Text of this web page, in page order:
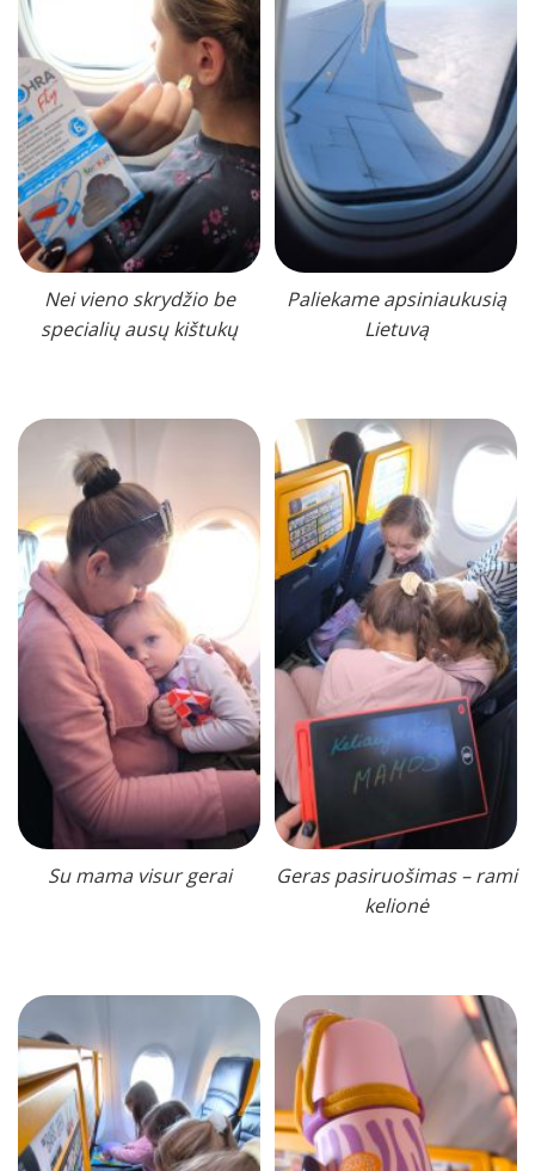
Nei vieno skrydžio be
specialių ausų kištukų
Paliekame apsiniaukusią
Lietuvą
Su mama visur gerai
Geras pasiruošimas – rami
kelionė